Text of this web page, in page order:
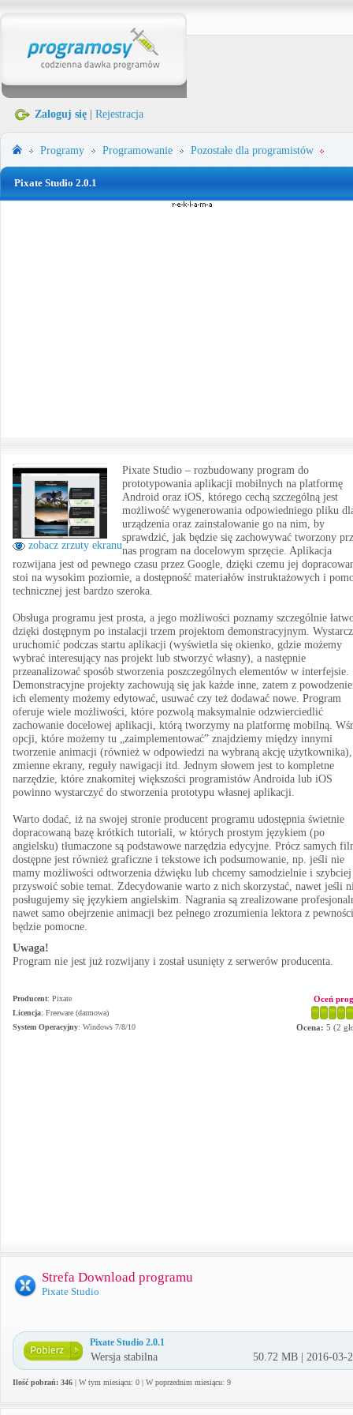
Zaloguj się Rejestracja
Programy Programowanie Pozostałe dla programistów
Pixate Studio 2.0.1
zobacz zrzuty ekranu
Pixate Studio – rozbudowany program do
prototypowania aplikacji mobilnych na platformę
Android oraz iOS, którego cechą szczególną jest
możliwość wygenerowania odpowiedniego pliku
urządzenia oraz zainstalowanie go na nim, by
sprawdzić, jak będzie się zachowywać tworzony
nas program na docelowym sprzęcie. Aplikacja
rozwijana jest od pewnego czasu przez Google, dzięki czemu jej
stoi na wysokim poziomie, a dostępność materiałów instruktażowych i
technicznej jest bardzo szeroka.
Obsługa programu jest prosta, a jego możliwości poznamy szczególnie
dzięki dostępnym po instalacji trzem projektom demonstracyjnym.
uruchomić podczas startu aplikacji (wyświetla się okienko, gdzie możemy
wybrać interesujący nas projekt lub stworzyć własny), a następnie
przeanalizować sposób stworzenia poszczególnych elementów w interfejsie.
Demonstracyjne projekty zachowują się jak każde inne, zatem z
ich elementy możemy edytować, usuwać czy też dodawać nowe. Program
oferuje wiele możliwości, które pozwolą maksymalnie odzwierciedlić
zachowanie docelowej aplikacji, którą tworzymy na platformę mobilną.
opcji, które możemy tu „zaimplementować” znajdziemy między innymi
tworzenie animacji (również w odpowiedzi na wybraną akcję użytkownika),
zmienne ekrany, reguły nawigacji itd. Jednym słowem jest to kompletne
narzędzie, które znakomitej większości programistów Androida lub iOS
powinno wystarczyć do stworzenia prototypu własnej aplikacji.
Warto dodać, iż na swojej stronie producent programu udostępnia świetnie
dopracowaną bazę krótkich tutoriali, w których prostym językiem (po
angielsku) tłumaczone są podstawowe narzędzia edycyjne. Prócz samych
dostępne jest również graficzne i tekstowe ich podsumowanie, np. jeśli nie
mamy możliwości odtworzenia dźwięku lub chcemy samodzielnie i szybciej
przyswoić sobie temat. Zdecydowanie warto z nich skorzystać, nawet jeśli
posługujemy się językiem angielskim. Nagrania są zrealizowane
nawet samo obejrzenie animacji bez pełnego zrozumienia lektora z
będzie pomocne.
Uwaga!
Program nie jest już rozwijany i został usunięty z serwerów producenta.
Producent: Pixate
Licencja: Freeware (darmowa)
System Operacyjny: Windows 7/8/10
Oceń
Ocena: 5 (2
Strefa Download programu
Pixate Studio
Pixate Studio 2.0.1
Wersja stabilna 50.72 MB | 2016-03-
Ilość pobrań: 346 | W tym miesiącu: 0 | W poprzednim miesiącu: 9